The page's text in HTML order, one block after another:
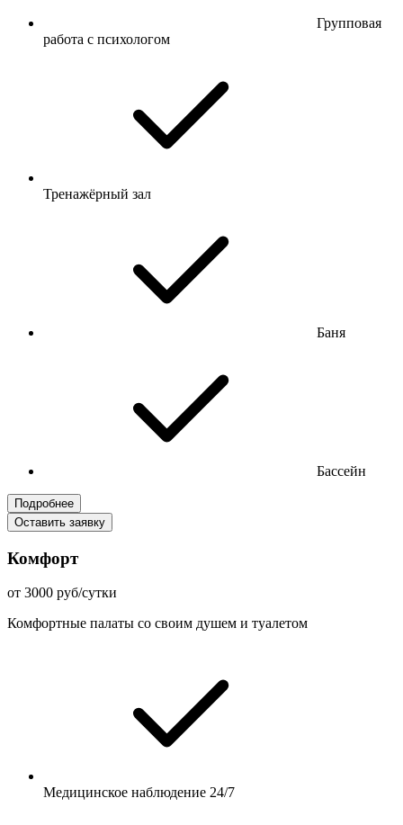
Групповая
работа с психологом
Тренажёрный зал
Баня
Бассейн
Подробнее
Оставить заявку
Комфорт
от 3000 руб/сутки
Комфортные палаты со своим душем и туалетом
Медицинское наблюдение 24/7